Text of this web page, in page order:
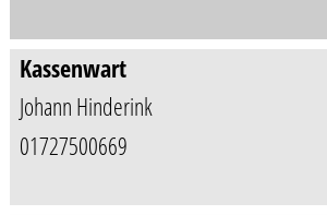
Kassenwart
Johann Hinderink
01727500669